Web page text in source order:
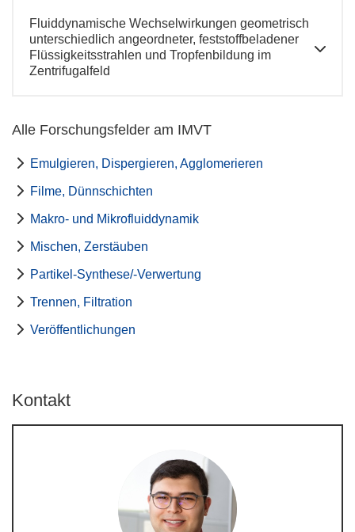
Fluiddynamische Wechselwirkungen geometrisch
unterschiedlich angeordneter, feststoffbeladener
Flüssigkeitsstrahlen und Tropfenbildung im
Zentrifugalfeld
Alle Forschungsfelder am IMVT
Emulgieren, Dispergieren, Agglomerieren
Filme, Dünnschichten
Makro- und Mikrofluiddynamik
Mischen, Zerstäuben
Partikel-Synthese/-Verwertung
Trennen, Filtration
Veröffentlichungen
Kontakt